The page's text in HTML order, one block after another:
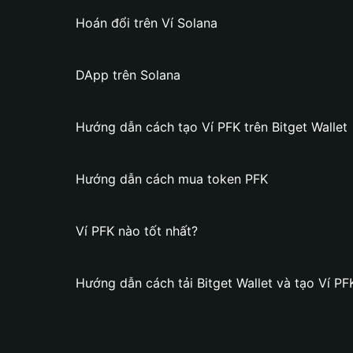
Hoán đổi trên Ví Solana
DApp trên Solana
Hướng dẫn cách tạo Ví PFK trên Bitget Wallet
Hướng dẫn cách mua token PFK
Ví PFK nào tốt nhất?
Hướng dẫn cách tải Bitget Wallet và tạo Ví